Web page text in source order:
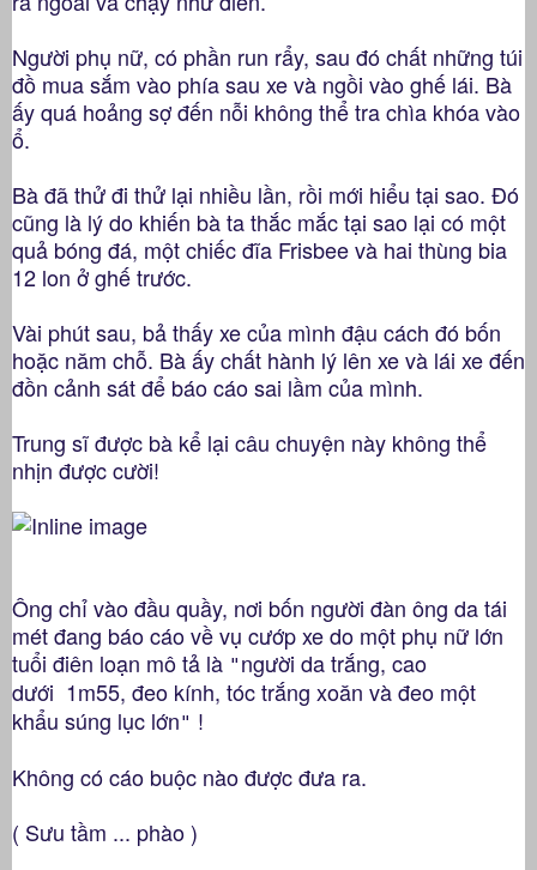
Người phụ nữ, có phần run rẩy, sau đó chất những túi
đồ mua sắm vào phía sau xe và ngồi vào ghế lái. Bà
ấy quá hoảng sợ đến nỗi không thể tra chìa khóa vào
ổ.
Bà đã thử đi thử lại nhiều lần, rồi mới hiểu tại sao. Đó
cũng là lý do khiến bà ta thắc mắc tại sao lại có một
quả bóng đá, một chiếc đĩa Frisbee và hai thùng bia
12 lon ở ghế trước.
Vài phút sau, bả thấy xe của mình đậu cách đó bốn
hoặc năm chỗ. Bà ấy chất hành lý lên xe và lái xe đến
đồn cảnh sát để báo cáo sai lầm của mình.
Trung sĩ được bà kể lại câu chuyện này không thể
nhịn được cười!
Ông chỉ vào đầu quầy, nơi bốn người đàn ông da tái
mét đang báo cáo về vụ cướp xe do một phụ nữ lớn
tuổi điên loạn mô tả là " người da trắng, cao
dưới 1m55, đeo kính, tóc trắng xoăn và đeo một
khẩu súng lục lớn" !
Không có cáo buộc nào được đưa ra.
( Sưu tầm ... phào )